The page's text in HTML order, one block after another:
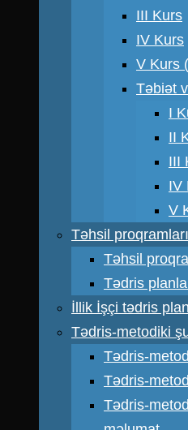
III Kurs
IV Kurs
V Kurs
Təbiət
I
II
III
IV
V
Təhsil
Təhsil
Tədris
İllik İşçi tədris
Tədris-metodiki
Tədris-
Tədris-
Tədris-